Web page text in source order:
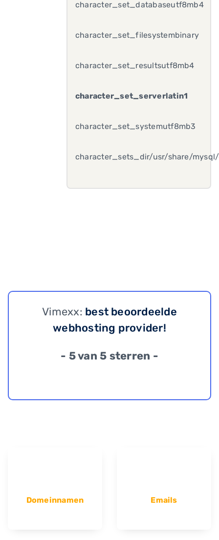
character_set_databaseutf8mb4
character_set_filesystembinary
character_set_resultsutf8mb4
character_set_serverlatin1
character_set_systemutf8mb3
character_sets_dir/usr/share/
Vimexx: best beoordeelde
webhosting provider!
- 5 van 5 sterren -
Domeinnamen Emails